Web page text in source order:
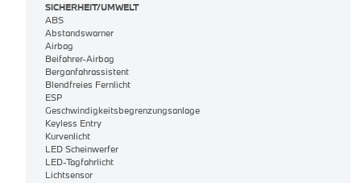
SICHERHEIT/UMWELT
ABS
Abstandswarner
Airbag
Beifahrer-Airbag
Berganfahrassistent
Blendfreies Fernlicht
ESP
Geschwindigkeitsbegrenzungsanlage
Keyless Entry
Kurvenlicht
LED Scheinwerfer
LED-Tagfahrlicht
Lichtsensor